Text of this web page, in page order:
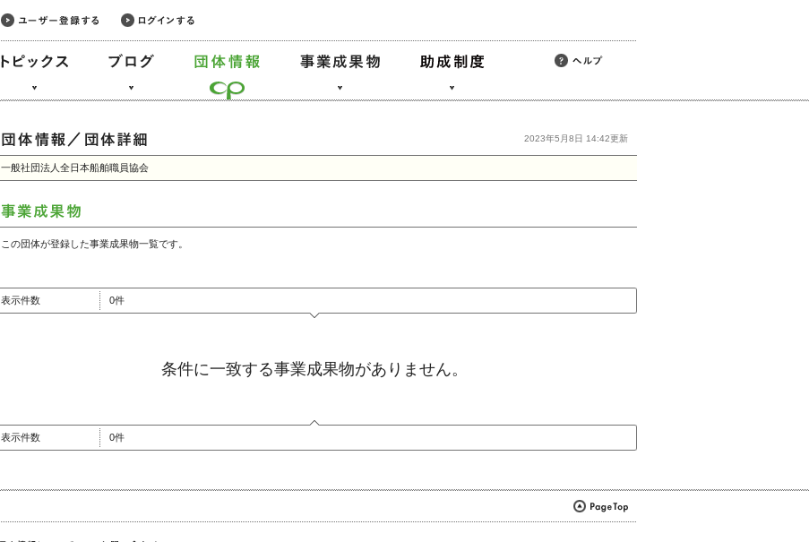
2023年5月8日 14:42更新
一般社団法人全日本船舶職員協会
この団体が登録した事業成果物一覧です。
表示件数 0件
条件に一致する事業成果物がありません。
表示件数 0件